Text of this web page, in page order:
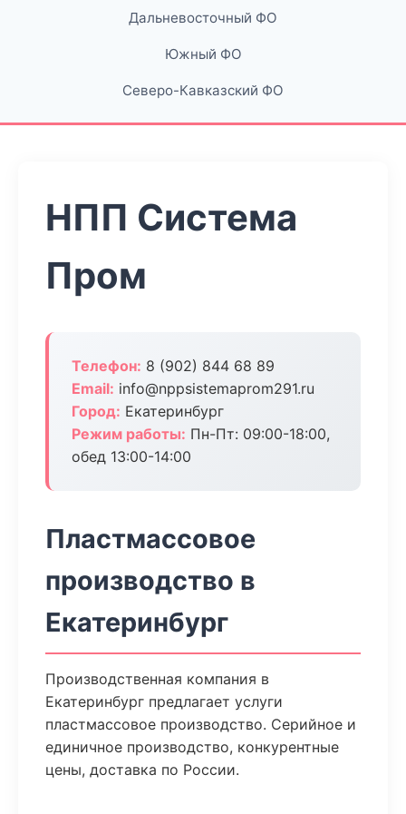
Дальневосточный ФО
Южный ФО
Северо-Кавказский ФО
НПП Система
Пром
Телефон: 8 (902) 844 68 89
Email: info@nppsistemaprom291.ru
Город: Екатеринбург
Режим работы: Пн-Пт: 09:00-18:00,
обед 13:00-14:00
Пластмассовое
производство в
Екатеринбург
Производственная компания в
Екатеринбург предлагает услуги
пластмассовое производство. Серийное и
единичное производство, конкурентные
цены, доставка по России.